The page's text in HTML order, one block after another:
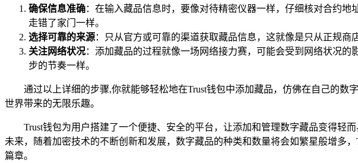
确保信息准确：在输入藏品信息时，要像对待精密仪器一样，仔细核对合约
走错了家门一样。
选择可靠的来源：只从官方或可靠的渠道获取藏品信息，这就像是只从正规
关注网络状况：添加藏品的过程就像一场网络接力赛，可能会受到网络状况
步的节奏一样。
通过以上详细的步骤,你就能够轻松地在Trust钱包中添加藏品，仿佛在自己的
世界带来的无限乐趣。
Trust钱包为用户搭建了一个便捷、安全的平台，让添加和管理数字藏品变得轻
未来，随着加密技术的不断创新和发展，数字藏品的种类和数量将会如繁星般增多
篇章。